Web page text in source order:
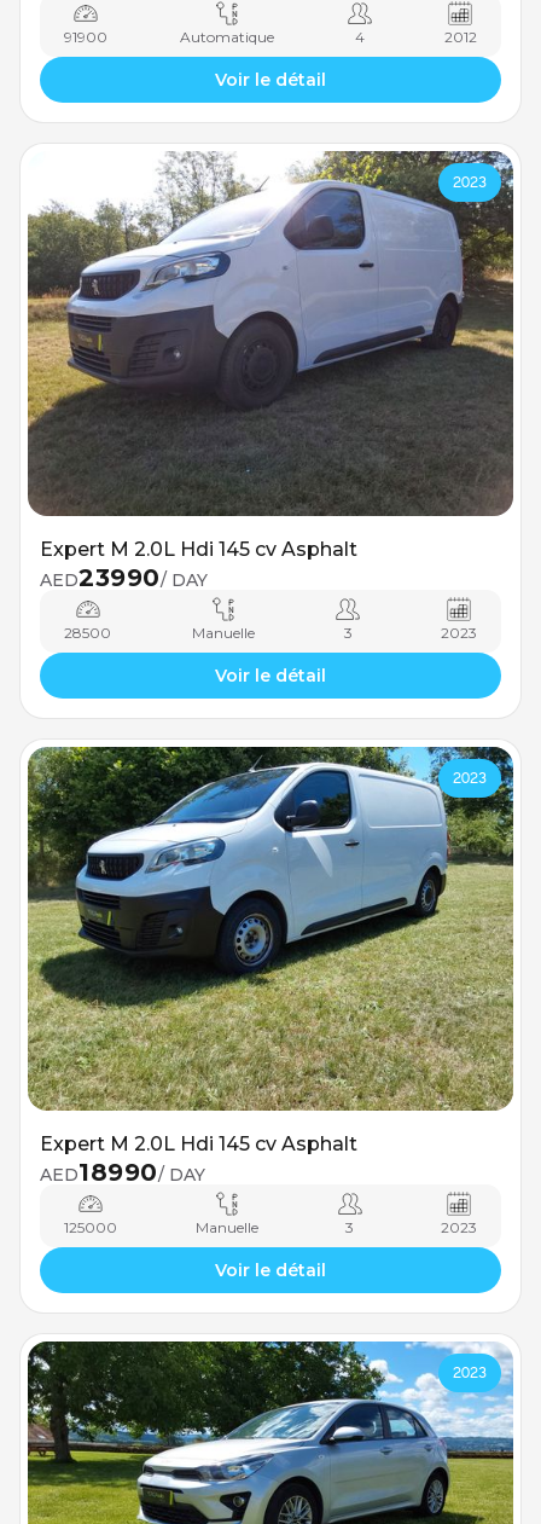
91900 Automatique 4 2012
Voir le détail
2023
Expert M 2.0L Hdi 145 cv Asphalt
AED23990/ DAY
28500 Manuelle 3 2023
Voir le détail
2023
Expert M 2.0L Hdi 145 cv Asphalt
AED18990/ DAY
125000 Manuelle 3 2023
Voir le détail
2023